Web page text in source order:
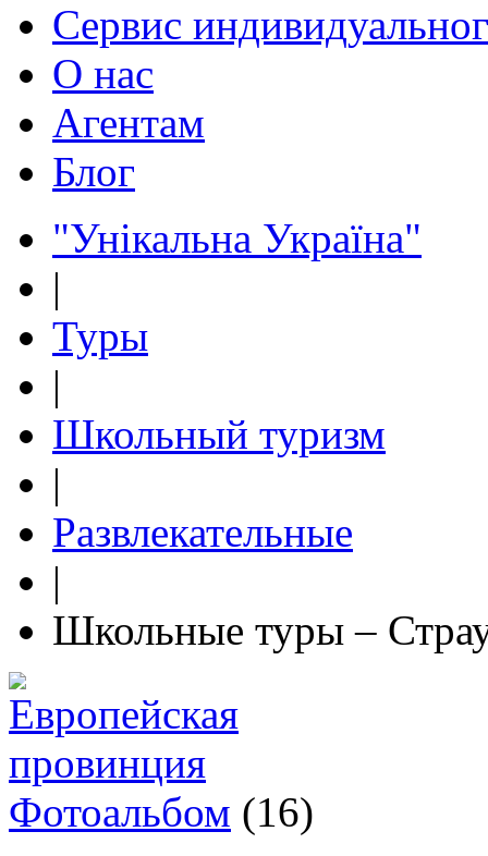
Сервис
О нас
Агентам
Блог
"Унікальна Україна"
|
Туры
|
Школьный туризм
|
Развлекательные
|
Школьные туры –
Фотоальбом (16)